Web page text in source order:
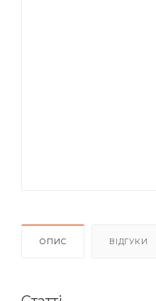
ОПИС ВІДГУКИ